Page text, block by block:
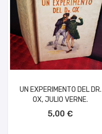
UN EXPERIMENTO DEL DR.
OX, JULIO VERNE.
5,00 €